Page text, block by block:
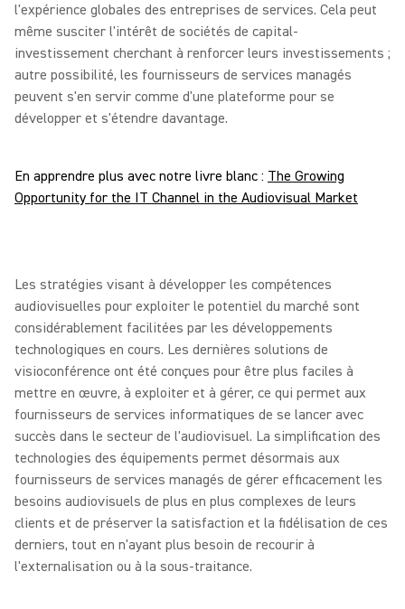
l'expérience globales des entreprises de services. Cela peut
même susciter l'intérêt de sociétés de capital-
investissement cherchant à renforcer leurs investissements ;
autre possibilité, les fournisseurs de services managés
peuvent s'en servir comme d'une plateforme pour se
développer et s'étendre davantage.
En apprendre plus avec notre livre blanc : The Growing
Opportunity for the IT Channel in the Audiovisual Market
Les stratégies visant à développer les compétences
audiovisuelles pour exploiter le potentiel du marché sont
considérablement facilitées par les développements
technologiques en cours. Les dernières solutions de
visioconférence ont été conçues pour être plus faciles à
mettre en œuvre, à exploiter et à gérer, ce qui permet aux
fournisseurs de services informatiques de se lancer avec
succès dans le secteur de l'audiovisuel. La simplification des
technologies des équipements permet désormais aux
fournisseurs de services managés de gérer efficacement les
besoins audiovisuels de plus en plus complexes de leurs
clients et de préserver la satisfaction et la fidélisation de ces
derniers, tout en n'ayant plus besoin de recourir à
l'externalisation ou à la sous-traitance.